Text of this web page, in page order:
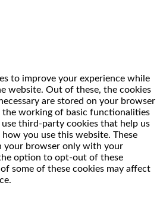
to improve your experience while
website. Out of these, the cookies
are stored on your browser
the working of basic functionalities
third-party cookies that help us
you use this website. These
your browser only with your
option to opt-out of these
some of these cookies may affect